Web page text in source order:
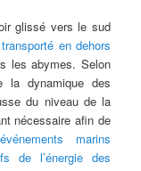
glissé vers le sud
en dehors
les abymes. Selon
la dynamique des
du niveau de la
nécessaire afin de
marins
de l’énergie des